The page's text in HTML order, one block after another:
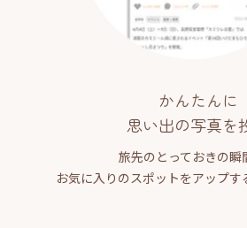
かんたんに
思い出の写真を
旅先のとっておきの瞬
お気に入りのスポットをアップす